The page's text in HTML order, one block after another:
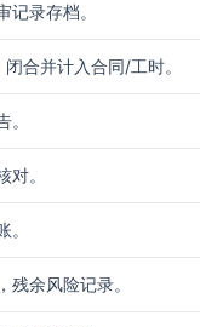
记录存档。
合并计入合同/工时。
对。
残余风险记录。